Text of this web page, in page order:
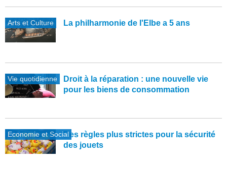
Arts et Culture La philharmonie de l'Elbe a 5 ans
Vie quotidienne
Droit à la réparation : une nouvelle vie
pour les biens de consommation
Economie et SocialDes règles plus strictes pour la sécurité
des jouets